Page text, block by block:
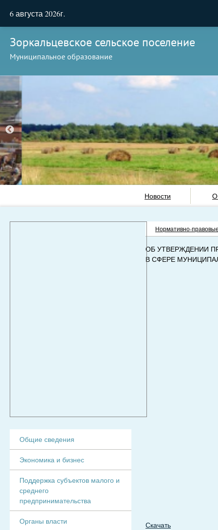
6 августа 2026г.
Зоркальцевское сельское поселение
Муниципальное образование
Новости
Нормативно-
ОБ УТВЕРЖДЕНИИ
В СФЕРЕ
Скачать
Общие сведения
Экономика и бизнес
Поддержка субъектов малого и
среднего
предпринимательства
Органы власти